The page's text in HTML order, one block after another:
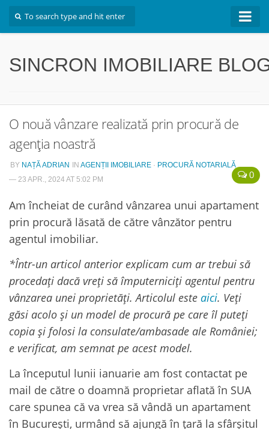
SINCRON IMOBILIARE
O nouă vânzare realizată prin procură de
agenția noastră
0
BY NAȚĂ ADRIAN IN AGENȚII IMOBILIARE · PROCURĂ NOTARIALĂ
— 23 APR., 2024 AT 5:02 PM
Am încheiat de curând vânzarea unui apartament
prin procură lăsată de către vânzător pentru
agentul imobiliar.
*Într-un articol anterior explicam cum ar trebui să
procedați dacă vreți să împuterniciți agentul pentru
vânzarea unei proprietăți. Articolul este aici. Veți
găsi acolo și un model de procură pe care îl puteți
copia și folosi la consulate/ambasade ale României;
e verificat, am semnat pe acest model.
La începutul lunii ianuarie am fost contactat pe
mail de către o doamnă proprietar aflată în SUA
care spunea că va vrea să vândă un apartament
în București, urmând să ajungă în țară la sfârșitul